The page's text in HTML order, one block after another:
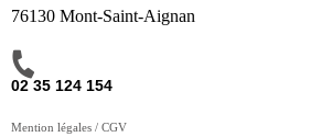
76130 Mont-Saint-Aignan
02 35 124 154
Mention légales / CGV